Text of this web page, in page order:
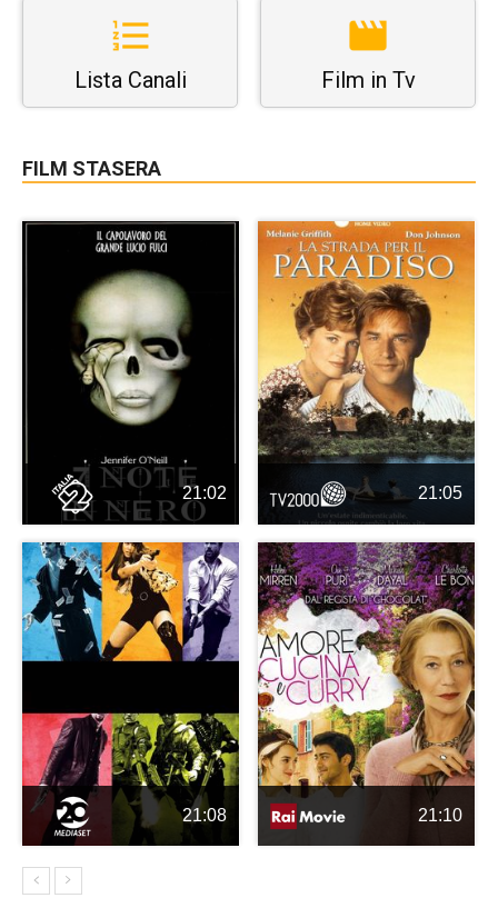
Lista Canali Film in Tv
FILM STASERA
21:02 21:05
21:08 21:10